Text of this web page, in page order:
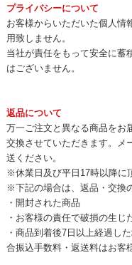
プライバシーについて
お客様からいただいた個人情
用致しません。
当社が責任をもって安全に蓄
はございません。
返品について
万一ご注文と異なる商品をお
交換させていただきます。メ
送ください。
※休業日及び平日17時以降に
※下記の場合は、返品・交換
・開封された商品
・お客様の責任で破損の生じ
・商品到着後7日以上経過し
合振込手数料・返送料はお客